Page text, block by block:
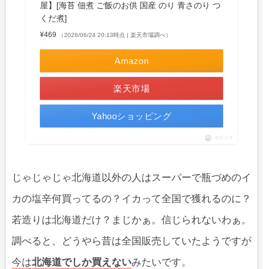
屋】[海苔 佃煮 ご飯のお供 国産 のり 青さのり つ
くだ煮]
¥469 （2026/06/24 20:13時点 | 楽天市場調べ）
Amazon
楽天市場
Yahooショッピング
ポチップ
じゃじゃじゃ北海道以外の人はスーパーで瓶づめのイ
カの塩辛何買ってるの？イカって全国で獲れるのに？
若造りは北海道だけ？まじかぁ。信じられないわぁ。
調べると、どうやら昔は全国販売していたようですが
今は北海道でしか買えないみたいです。